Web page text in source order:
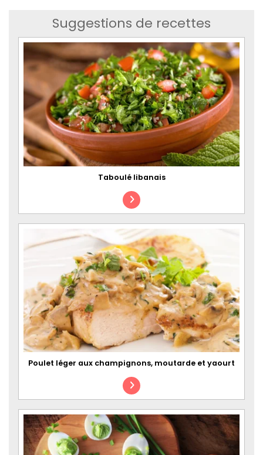
Suggestions de recettes
Taboulé libanais
Poulet léger aux champignons, moutarde et yaourt